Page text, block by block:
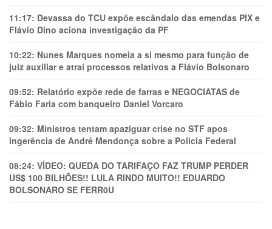
11:17: Devassa do TCU expõe escândalo das emendas PIX e
Flávio Dino aciona investigação da PF
10:22: Nunes Marques nomeia a si mesmo para função de
juiz auxiliar e atrai processos relativos a Flávio Bolsonaro
09:52: Relatório expõe rede de farras e NEGOCIATAS de
Fábio Faria com banqueiro Daniel Vorcaro
09:32: Ministros tentam apaziguar crise no STF apos
ingerência de André Mendonça sobre a Polícia Federal
08:24: VÍDEO: QUEDA DO TARIFAÇO FAZ TRUMP PERDER
US$ 100 BILHÕES!! LULA RINDO MUITO!! EDUARDO
BOLSONARO SE FERR0U